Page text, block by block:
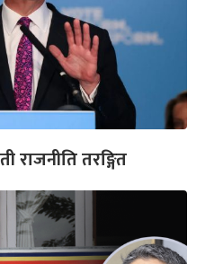
तरङ्गित